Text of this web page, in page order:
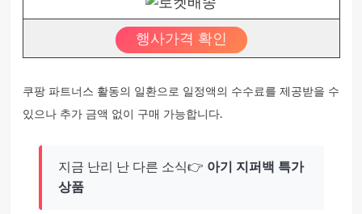
행사가격 확인
쿠팡 파트너스 활동의 일환으로 일정액의 수수료를 제공받을 수
있으나 추가 금액 없이 구매 가능합니다.
지금 난리 난 다른 소식👉 아기 지퍼백 특가
상품